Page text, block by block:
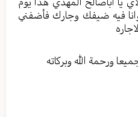
فيه ضيفك وجارك فأضفني
ورحمة الله وبركاته